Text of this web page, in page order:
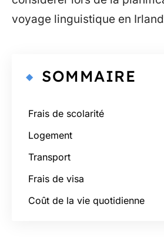
voyage linguistique en
SOMMAIRE
Frais de scolarité
Logement
Transport
Frais de visa
Coût de la vie quotidienne